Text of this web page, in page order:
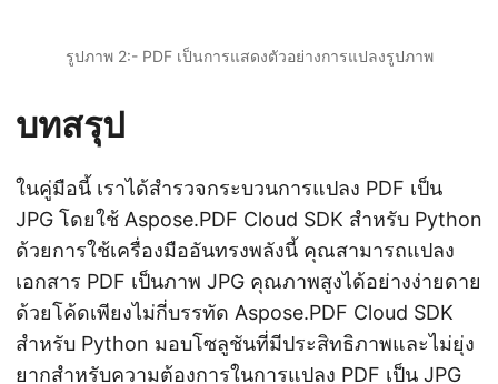
รูปภาพ 2:- PDF เป็นการแสดงตัวอย่างการแปลงรูปภาพ
บทสรุป
ในคู่มือนี้ เราได้สำรวจกระบวนการแปลง PDF เป็น
JPG โดยใช้ Aspose.PDF Cloud SDK สำหรับ Python
ด้วยการใช้เครื่องมืออันทรงพลังนี้ คุณสามารถแปลง
เอกสาร PDF เป็นภาพ JPG คุณภาพสูงได้อย่างง่ายดาย
ด้วยโค้ดเพียงไม่กี่บรรทัด Aspose.PDF Cloud SDK
สำหรับ Python มอบโซลูชันที่มีประสิทธิภาพและไม่ยุ่ง
ยากสำหรับความต้องการในการแปลง PDF เป็น JPG